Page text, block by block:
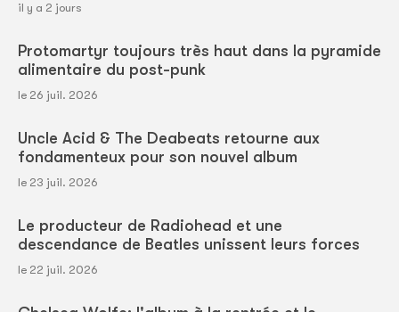
il y a 2 jours
Protomartyr toujours très haut dans la pyramide
alimentaire du post-punk
le 26 juil. 2026
Uncle Acid & The Deabeats retourne aux
fondamenteux pour son nouvel album
le 23 juil. 2026
Le producteur de Radiohead et une
descendance de Beatles unissent leurs forces
le 22 juil. 2026